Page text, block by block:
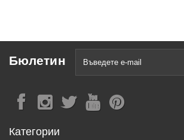
Бюлетин
Категории